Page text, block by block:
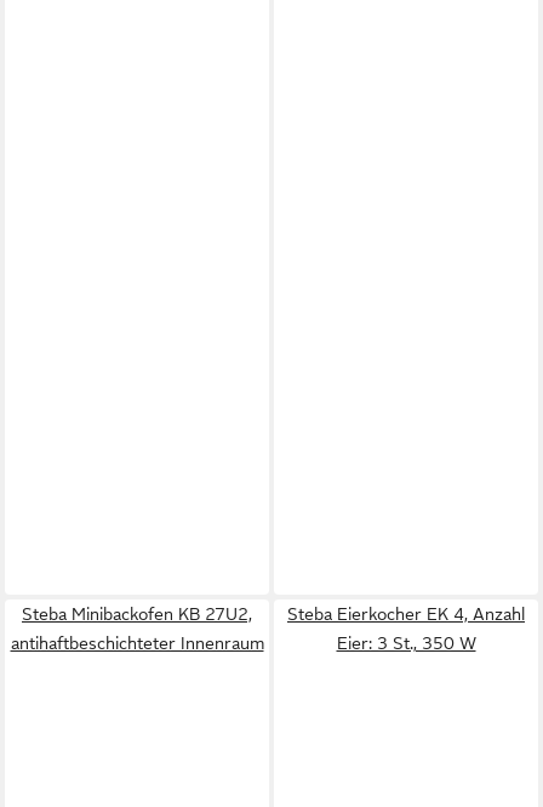
Steba Minibackofen KB 27U2,
antihaftbeschichteter Innenraum
Steba Eierkocher EK 4, Anzahl
Eier: 3 St., 350 W